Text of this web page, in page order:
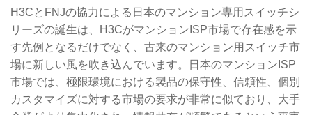
H3CとFNJの協力による日本のマンション専用スイッチシ
リーズの誕生は、H3CがマンションISP市場で存在感を示
す先例となるだけでなく、古来のマンション用スイッチ市
場に新しい風を吹き込んでいます。日本のマンションISP
市場では、極限環境における製品の保守性、信頼性、個別
カスタマイズに対する市場の要求が非常に似ており、大手